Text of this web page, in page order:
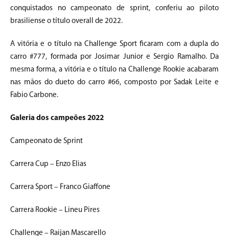
conquistados no campeonato de sprint, conferiu ao piloto
brasiliense o título overall de 2022.
A vitória e o título na Challenge Sport ficaram com a dupla do
carro #777, formada por Josimar Junior e Sergio Ramalho. Da
mesma forma, a vitória e o título na Challenge Rookie acabaram
nas mãos do dueto do carro #66, composto por Sadak Leite e
Fabio Carbone.
Galeria dos campeões 2022
Campeonato de Sprint
Carrera Cup – Enzo Elias
Carrera Sport – Franco Giaffone
Carrera Rookie – Lineu Pires
Challenge – Raijan Mascarello